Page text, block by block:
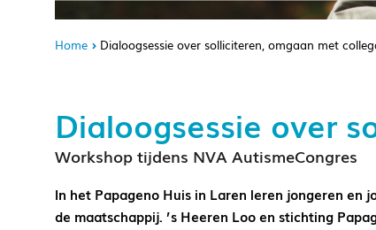
Home Dialoogsessie over solliciteren, omgaan met
Dialoogsessie over
Workshop tijdens NVA AutismeCongres
In het Papageno Huis in Laren leren jongeren en
de maatschappij. ’s Heeren Loo en stichting